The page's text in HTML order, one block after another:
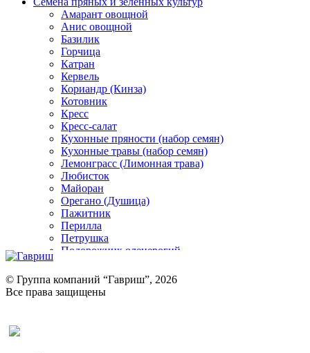
Амарант овощной
Анис овощной
Базилик
Горчица
Катран
Кервель
Кориандр (Кинза)
Котовник
Кресс
Кресс-салат
Кухонные пряности (набор семян)
Кухонные травы (набор семян)
Лемонграсс (Лимонная трава)
Любисток
Майоран
Орегано (Душица)
Пажитник
Перилла
Петрушка
Подорожник оленерогий
Ревень
Рукола
Рута
© Группа компаний “Гавриш”, 2026
Все права защищены